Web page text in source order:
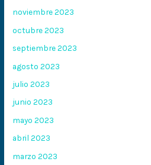
noviembre 2023
octubre 2023
septiembre 2023
agosto 2023
julio 2023
junio 2023
mayo 2023
abril 2023
marzo 2023